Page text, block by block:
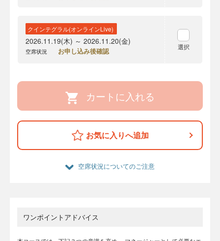
クインテグラル(オンラインLive)
2026.11.19(木) ～ 2026.11.20(金)
空席状況 お申し込み後確認 選択
カートに入れる
お気に入りへ追加
空席状況についてのご注意
ワンポイントアドバイス